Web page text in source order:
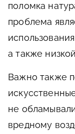
поломка
проблема
а также
Важно также
не
вредному